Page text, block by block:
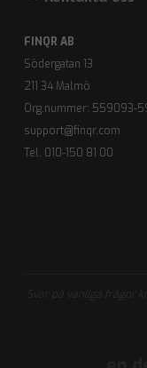
FINQR AB
Södergatan 13
211 34 Malmö
Org.nummer: 559093-
support@finqr.com
Tel. 010-150 81 00
Svar på vanliga frågor